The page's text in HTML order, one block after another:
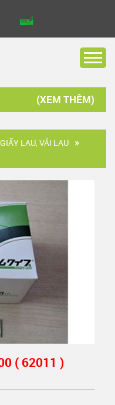
GIẤY LAU, VẢI LAU
( 62011 )